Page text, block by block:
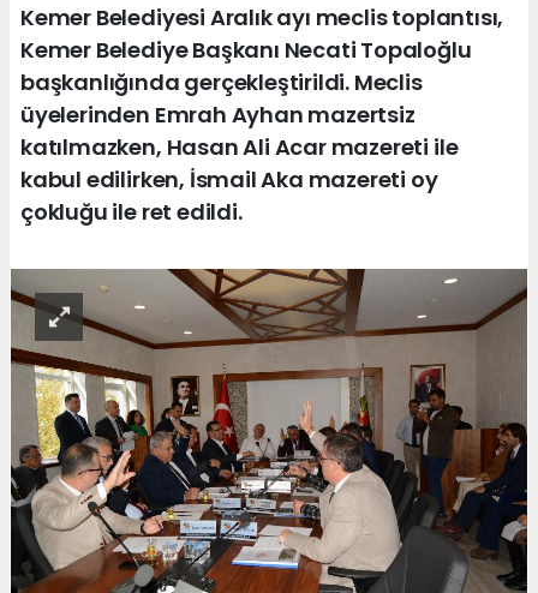
Kemer Belediyesi Aralık ayı meclis toplantısı,
Kemer Belediye Başkanı Necati Topaloğlu
başkanlığında gerçekleştirildi. Meclis
üyelerinden Emrah Ayhan mazertsiz
katılmazken, Hasan Ali Acar mazereti ile
kabul edilirken, İsmail Aka mazereti oy
çokluğu ile ret edildi.